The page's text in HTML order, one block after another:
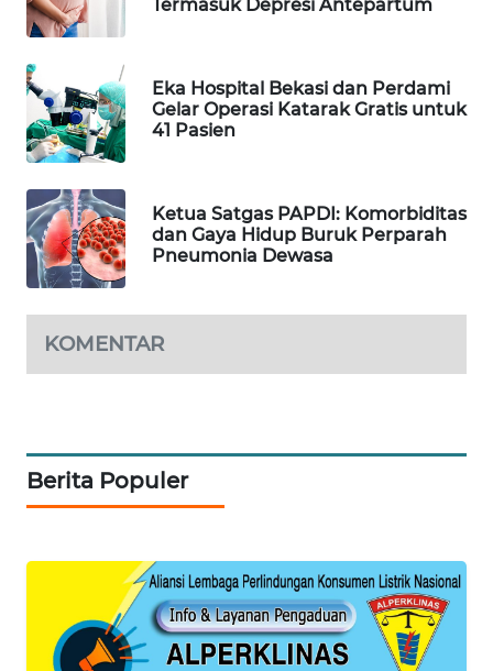
Termasuk Depresi Antepartum
Eka Hospital Bekasi dan Perdami
Gelar Operasi Katarak Gratis untuk
41 Pasien
Ketua Satgas PAPDI: Komorbiditas
dan Gaya Hidup Buruk Perparah
Pneumonia Dewasa
KOMENTAR
Berita Populer
WAHANANEWS
WAHANANEWS
CO ID
NET
WAHANA
SPORT
WAHANA
UMKM
WAHANA